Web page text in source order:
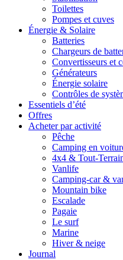
Toilettes
Pompes et cuves
Énergie & Solaire
Batteries
Chargeurs de
Convertisseurs et
Générateurs
Énergie solaire
Contrôles de
Essentiels d’été
Offres
Acheter par activité
Pêche
Camping en
4x4 & Tout-
Vanlife
Camping-car &
Mountain bike
Escalade
Pagaie
Le surf
Marine
Hiver & neige
Journal